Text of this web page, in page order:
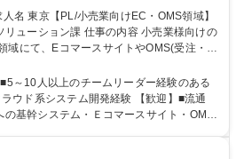
事の内容 小売業様向けの
域にて、EコマースサイトやOMS(受注・在
導入・維持管理プロジェクトにおいて、P
ーをご担当頂きます。 PMを支えな
担います。 ■小売業様向けのシステムイン
イト、OMS（受注・在庫統合管理）等のシ
～10人以上のチームリーダー経験のある
ステム開発経験 【歓迎】■流通
基幹システム・Ｅコマースサイト・OMS